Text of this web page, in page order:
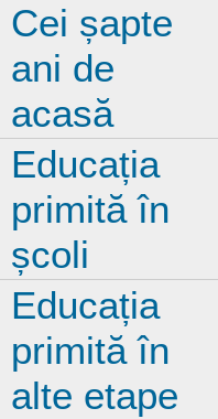
Cei șapte
ani de
acasă
Educația
primită în
școli
Educația
primită în
alte etape